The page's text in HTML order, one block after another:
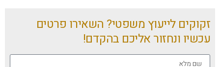
זקוקים לייעוץ משפטי? השאירו פרטים
עכשיו ונחזור אליכם בהקדם!